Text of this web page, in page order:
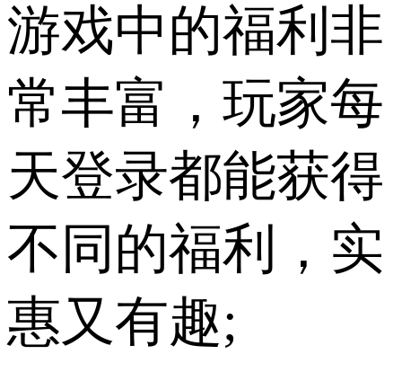
游戏中的福利非
常丰富，玩家每
天登录都能获得
不同的福利，实
惠又有趣;